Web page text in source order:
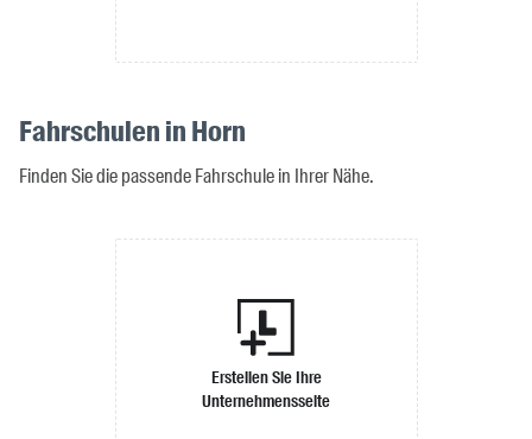
Fahrschulen in Horn
Finden Sie die passende Fahrschule in Ihrer Nähe.
Erstellen Sie Ihre
Unternehmensseite